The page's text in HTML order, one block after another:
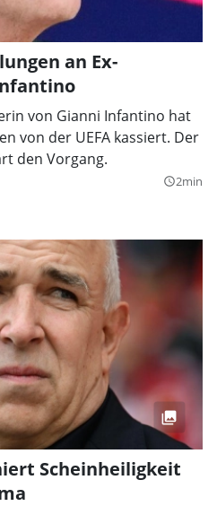
an Ex-
von Gianni Infantino hat
von der UEFA kassiert. Der
den Vorgang.
query_builder2min
Scheinheiligkeit